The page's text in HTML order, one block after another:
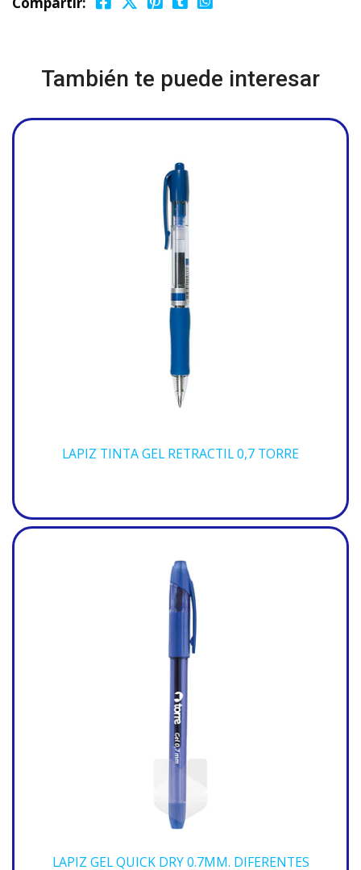
También te puede interesar
LAPIZ TINTA GEL RETRACTIL 0,7 TORRE
LAPIZ GEL QUICK DRY 0.7MM. DIFERENTES